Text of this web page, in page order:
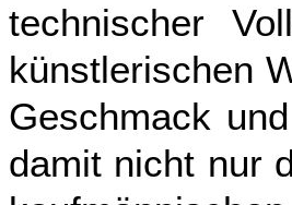
technischer
künstlerischen
Geschmack
damit nicht nur